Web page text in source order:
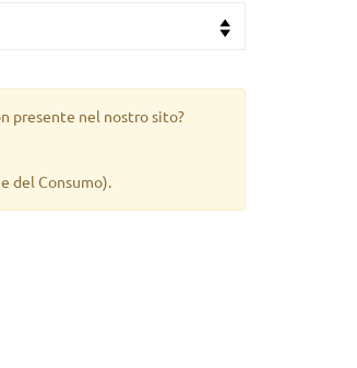
presente nel nostro sito?
del Consumo).